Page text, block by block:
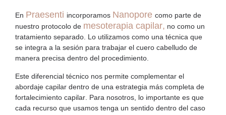
En Praesenti incorporamos Nanopore como parte de
nuestro protocolo de mesoterapia capilar, no como un
tratamiento separado. Lo utilizamos como una técnica que
se integra a la sesión para trabajar el cuero cabelludo de
manera precisa dentro del procedimiento.
Este diferencial técnico nos permite complementar el
abordaje capilar dentro de una estrategia más completa de
fortalecimiento capilar . Para nosotros, lo importante es que
cada recurso que usamos tenga un sentido dentro del caso